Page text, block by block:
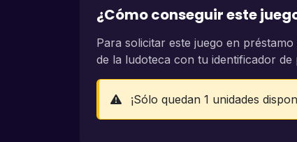
¿Cómo conseguir este
Para solicitar este juego en
de la ludoteca con tu identificador de
¡Sólo quedan 1 unidades